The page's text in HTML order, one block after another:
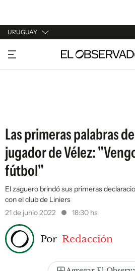
URUGUAY
URUGUAY
ARGENTINA
Las primeras palabras
jugador de Vélez:
fútbol"
El zaguero brindó sus primeras
con el club de Liniers
21 de junio 2022
18:30 hs
Por Redacción